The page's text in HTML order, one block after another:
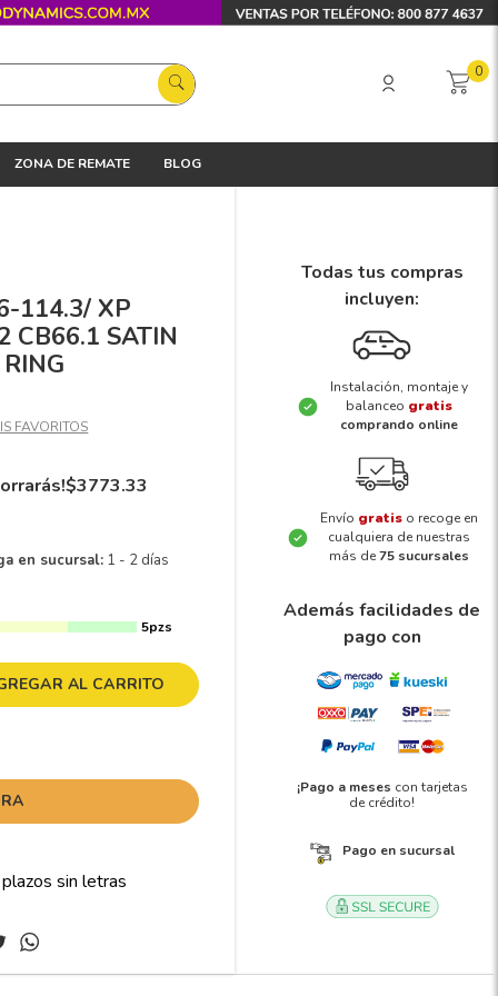
0
ZONA DE REMATE BLOG
114.3/ XP
CB66.1 SATIN
$3773.33
en sucursal: 1 - 2 días
5pzs
AL CARRITO
Todas tus compras
incluyen:
Instalación, montaje y
balanceo gratis
comprando online
Envío gratis o recoge en
cualquiera de nuestras
más de75 sucursales
Además facilidades de
pago con
¡Pago a meses con tarjetas
de crédito!
Pago en sucursal